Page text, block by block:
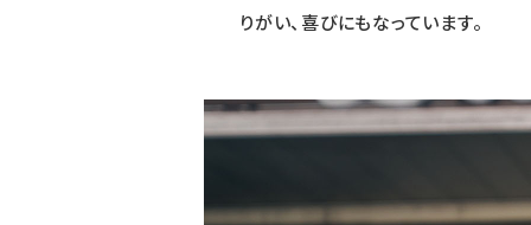
りがい、喜びにもなっています。